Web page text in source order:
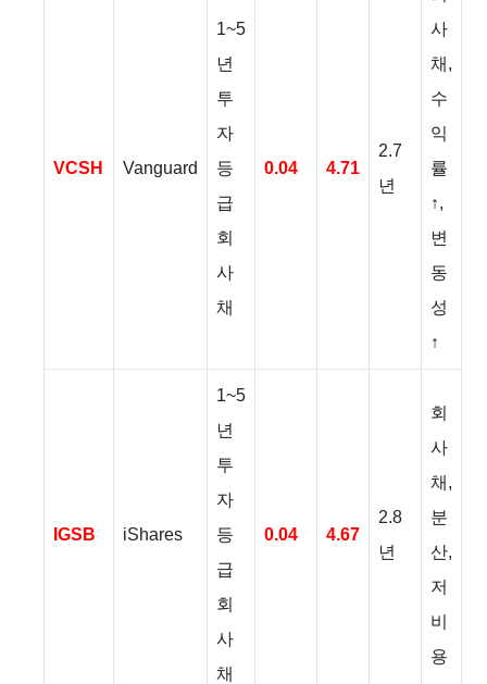
VCSH Vanguard
1~5
년
투
자
등
급
회
사
채
0.04 4.71
2.7
년
사
채,
수
익
률
↑,
변
동
성
↑
IGSB iShares
1~5
년
투
자
등
급
회
사
채
0.04 4.67
2.8
년
회
사
채,
분
산,
저
비
용